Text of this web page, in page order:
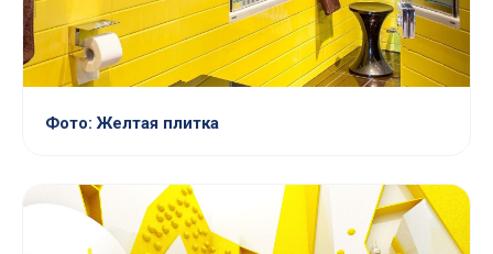
Фото: Желтая плитка